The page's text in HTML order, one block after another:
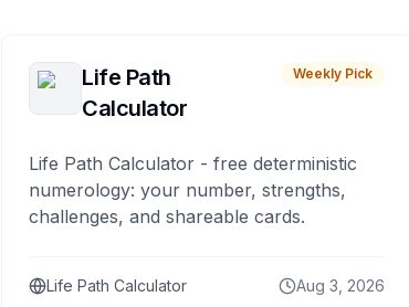
Life Path
Calculator
Weekly Pick
Life Path Calculator - free deterministic
numerology: your number, strengths,
challenges, and shareable cards.
Life Path Calculator Aug 3, 2026